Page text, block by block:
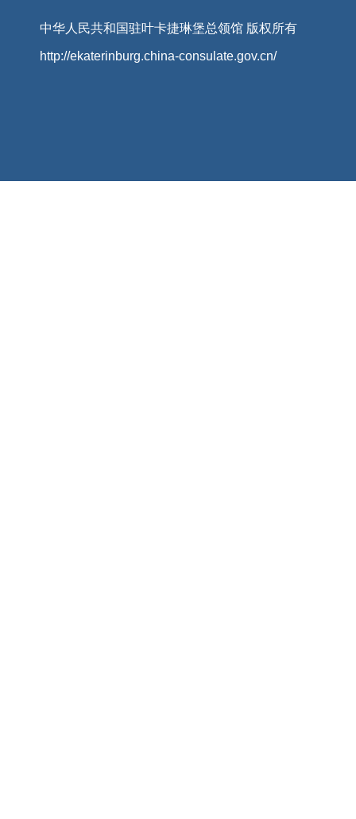
中华人民共和国驻叶卡捷琳堡总领馆 版权所有
http://ekaterinburg.china-consulate.gov.cn/